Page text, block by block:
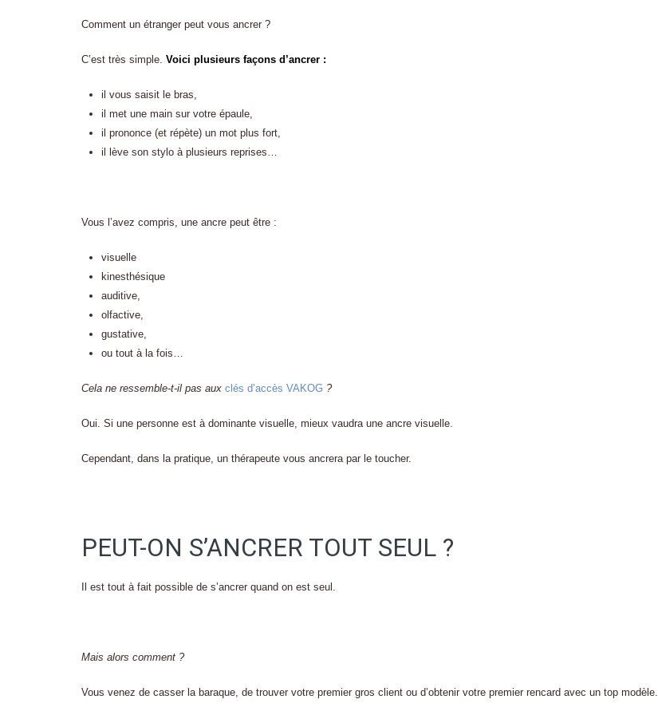
Comment un étranger peut vous ancrer ?
C’est très simple. Voici plusieurs façons d’ancrer :
il vous saisit le bras,
il met une main sur votre épaule,
il prononce (et répète) un mot plus fort,
il lève son stylo à plusieurs reprises…
Vous l’avez compris, une ancre peut être :
visuelle
kinesthésique
auditive,
olfactive,
gustative,
ou tout à la fois…
Cela ne ressemble-t-il pas aux clés d’accès VAKOG ?
Oui. Si une personne est à dominante visuelle, mieux vaudra une ancre visuelle.
Cependant, dans la pratique, un thérapeute vous ancrera par le toucher.
PEUT-ON S’ANCRER TOUT SEUL ?
Il est tout à fait possible de s’ancrer quand on est seul.
Mais alors comment ?
Vous venez de casser la baraque, de trouver votre premier gros client ou d’obtenir votre premier rencard avec un top modèle.